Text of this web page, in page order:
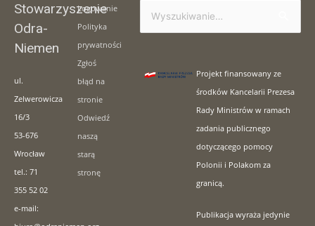
Stowarzyszenie
Odra-
Niemen
ul.
Zelwerowicza
16/3
53-676
Wrocław
tel.: 71
355 52 02
e-mail:
Logowanie
Polityka
prywatności
Zgłoś
błąd na
stronie
Odwiedź
naszą
starą
stronę
Szukaj
dla:
Projekt finansowany ze
środków Kancelarii Prezesa
Rady Ministrów w ramach
zadania publicznego
dotyczącego pomocy
Polonii i Polakom za
granicą.
Publikacja wyraża jedynie